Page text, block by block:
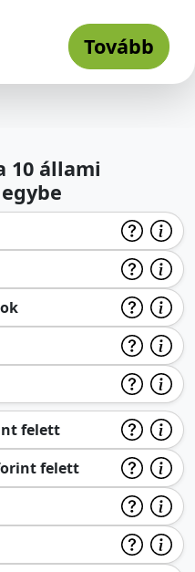
Tovább
10 állami
felett
felett